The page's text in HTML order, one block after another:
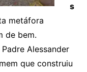
s
metáfora
de bem.
Alessander
que construiu